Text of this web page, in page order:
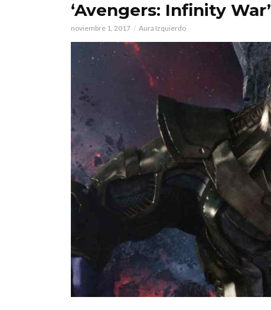
‘Avengers: Infinity War’
noviembre 1, 2017 Aura Izquierdo